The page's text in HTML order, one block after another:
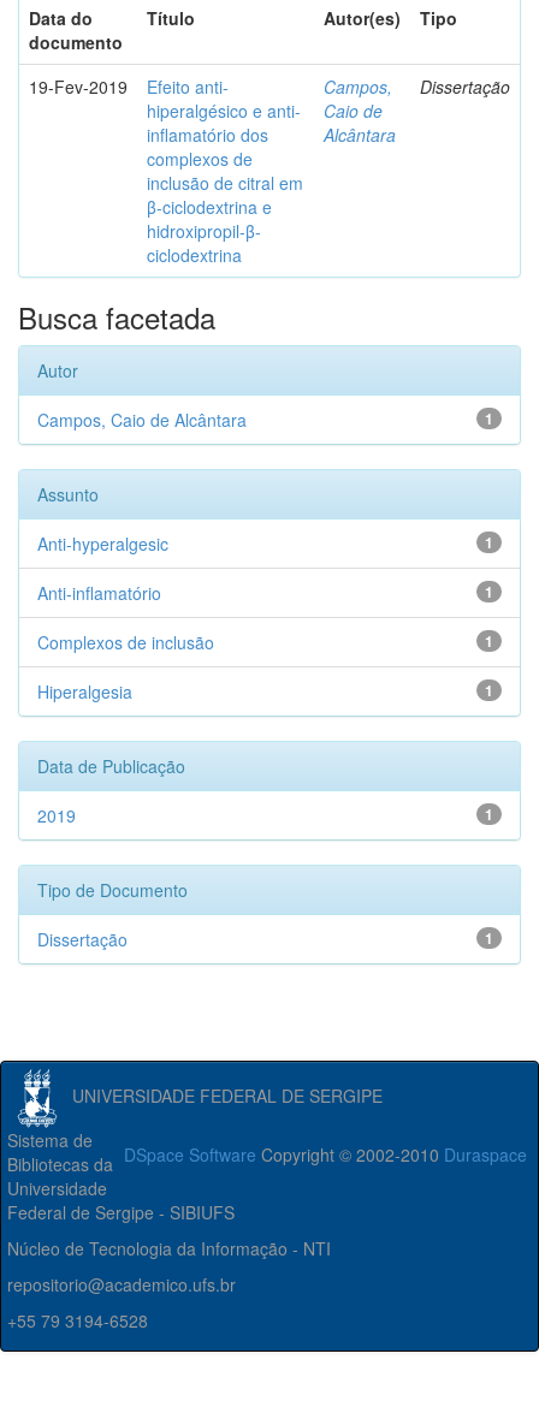
Data do
documento
Título Autor(es) Tipo
19-Fev-2019
Efeito anti-
hiperalgésico e anti-
inflamatório dos
complexos de
inclusão de citral em
β-ciclodextrina e
hidroxipropil-β-
ciclodextrina
Campos,
Caio de
Alcântara
Dissertação
Busca facetada
Autor
1
Campos, Caio de Alcântara
Assunto
1
Anti-hyperalgesic
1
Anti-inflamatório
1
Complexos de inclusão
1
Hiperalgesia
Data de Publicação
1
2019
Tipo de Documento
1
Dissertação
UNIVERSIDADE FEDERAL DE SERGIPE
DSpace Software Copyright © 2002-2010 Duraspace
Sistema de
Bibliotecas da
Universidade
Federal de Sergipe - SIBIUFS
Núcleo de Tecnologia da Informação - NTI
repositorio@academico.ufs.br
+55 79 3194-6528